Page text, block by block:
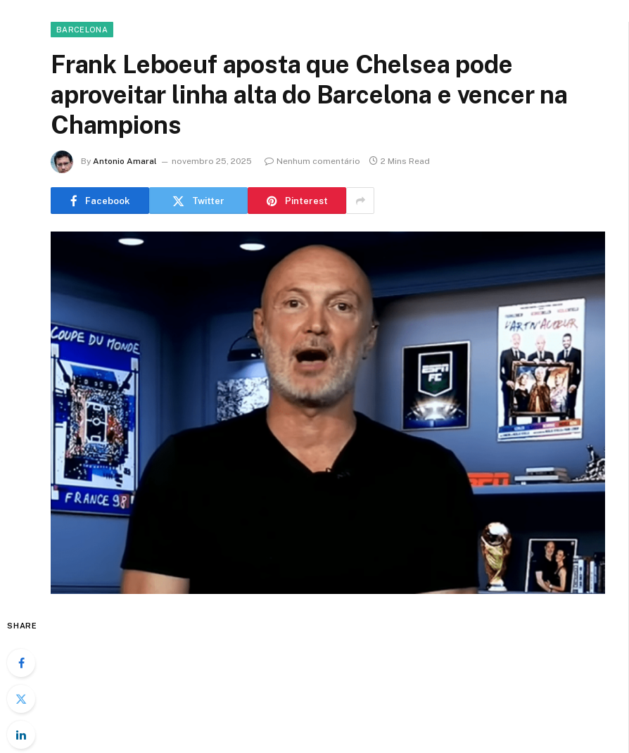
BARCELONA
Frank Leboeuf aposta que Chelsea pode
aproveitar linha alta do Barcelona e vencer na
Champions
By Antonio Amaral novembro 25, 2025 Nenhum comentário 2 Mins Read
Facebook Twitter Pinterest
SHARE